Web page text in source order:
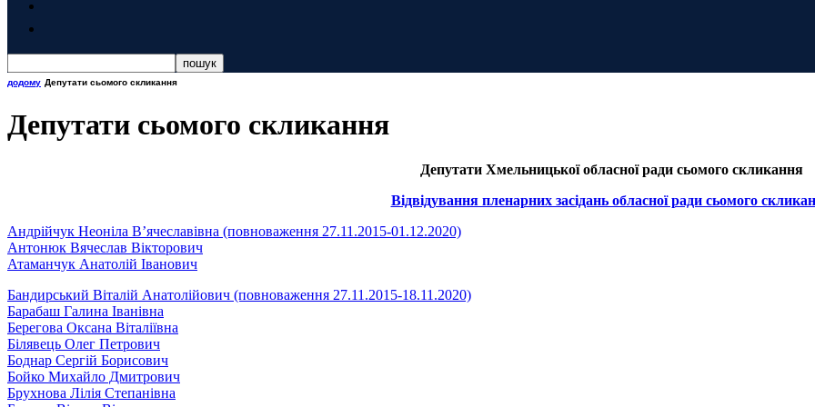
додому Депутати сьомого скликання
Депутати сьомого скликання
Депутати Хмельницької обласної ради сьомого скликання
Відвідування пленарних засідань обласної ради сьомого
Андрійчук Неоніла В’ячеславівна (повноваження 27.11.2015-01.12.2020)
Антонюк Вячеслав Вікторович
Атаманчук Анатолій Іванович
Бандирський Віталій Анатолійович (повноваження 27.11.2015-18.11.2020)
Барабаш Галина Іванівна
Берегова Оксана Віталіївна
Білявець Олег Петрович
Боднар Сергій Борисович
Бойко Михайло Дмитрович
Брухнова Лілія Степанівна